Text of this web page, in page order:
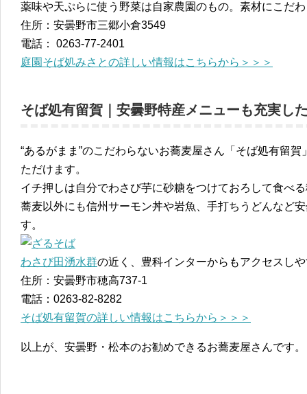
薬味や天ぷらに使う野菜は自家農園のもの。素材にこだ
住所：安曇野市三郷小倉3549
電話： 0263-77-2401
庭園そば処みさとの詳しい情報はこちらから＞＞＞
そば処有留賀｜安曇野特産メニューも充実し
“あるがまま”のこだわらないお蕎麦屋さん「そば処有留
ただけます。
イチ押しは自分でわさび芋に砂糖をつけておろして食べ
蕎麦以外にも信州サーモン丼や岩魚、手打ちうどんなど
す。
わさび田湧水群の近く、豊科インターからもアクセスし
住所：安曇野市穂高737-1
電話：0263-82-8282
そば処有留賀の詳しい情報はこちらから＞＞＞
以上が、安曇野・松本のお勧めできるお蕎麦屋さんです。